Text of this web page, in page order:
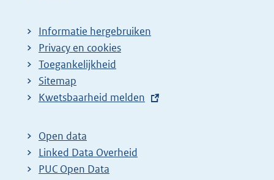
Informatie hergebruiken
Privacy en cookies
Toegankelijkheid
Sitemap
E
t
e
r
Kwetsbaarheid melden
Open data
Linked Data Overheid
PUC Open Data